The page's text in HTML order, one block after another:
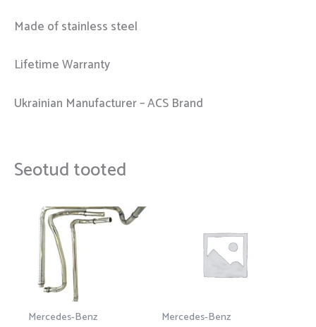
Made of stainless steel
Lifetime Warranty
Ukrainian Manufacturer – ACS Brand
Seotud tooted
Mercedes-Benz Mercedes-Benz